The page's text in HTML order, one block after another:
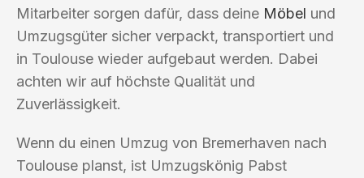
Mitarbeiter sorgen dafür, dass deine Möbel und
Umzugsgüter sicher verpackt, transportiert und
in Toulouse wieder aufgebaut werden. Dabei
achten wir auf höchste Qualität und
Zuverlässigkeit.
Wenn du einen Umzug von Bremerhaven nach
Toulouse planst, ist Umzugskönig Pabst